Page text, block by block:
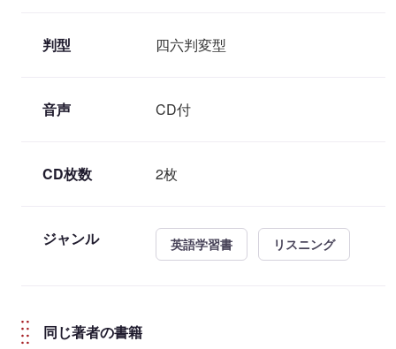
判型 四六判変型
音声 CD付
CD枚数 2枚
ジャンル 英語学習書 リスニング
同じ著者の書籍